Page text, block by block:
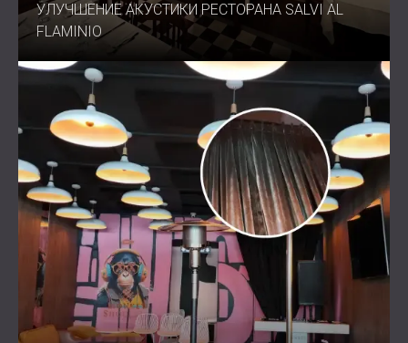
УЛУЧШЕНИЕ АКУСТИКИ РЕСТОРАНА SALVI AL
FLAMINIO